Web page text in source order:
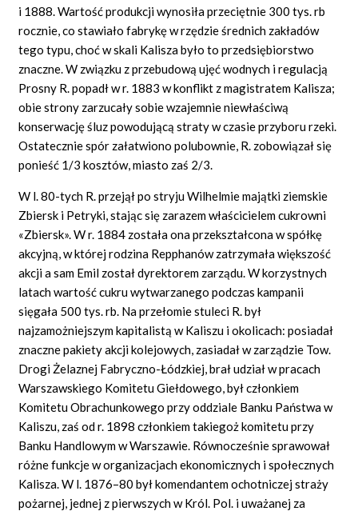
i 1888. Wartość produkcji wynosiła przeciętnie 300 tys. rb
rocznie, co stawiało fabrykę w rzędzie średnich zakładów
tego typu, choć w skali Kalisza było to przedsiębiorstwo
znaczne. W związku z przebudową ujęć wodnych i regulacją
Prosny R. popadł w r. 1883 w konflikt z magistratem Kalisza;
obie strony zarzucały sobie wzajemnie niewłaściwą
konserwację śluz powodującą straty w czasie przyboru rzeki.
Ostatecznie spór załatwiono polubownie, R. zobowiązał się
ponieść 1/3 kosztów, miasto zaś 2/3.
W l. 80-tych R. przejął po stryju Wilhelmie majątki ziemskie
Zbiersk i Petryki, stając się zarazem właścicielem cukrowni
«Zbiersk». W r. 1884 została ona przekształcona w spółkę
akcyjną, w której rodzina Repphanów zatrzymała większość
akcji a sam Emil został dyrektorem zarządu. W korzystnych
latach wartość cukru wytwarzanego podczas kampanii
sięgała 500 tys. rb. Na przełomie stuleci R. był
najzamożniejszym kapitalistą w Kaliszu i okolicach: posiadał
znaczne pakiety akcji kolejowych, zasiadał w zarządzie Tow.
Drogi Żelaznej Fabryczno-Łódzkiej, brał udział w pracach
Warszawskiego Komitetu Giełdowego, był członkiem
Komitetu Obrachunkowego przy oddziale Banku Państwa w
Kaliszu, zaś od r. 1898 członkiem takiegoż komitetu przy
Banku Handlowym w Warszawie. Równocześnie sprawował
różne funkcje w organizacjach ekonomicznych i społecznych
Kalisza. W l. 1876–80 był komendantem ochotniczej straży
pożarnej, jednej z pierwszych w Król. Pol. i uważanej za